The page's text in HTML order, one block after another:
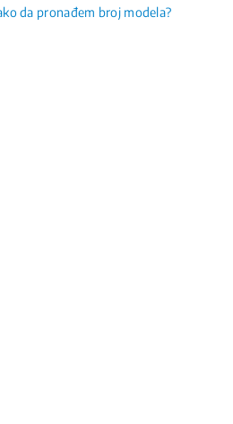
da pronađem broj modela?